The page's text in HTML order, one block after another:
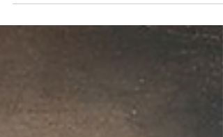
Június 3-án, a BTK Történettudományi
Intézetben tart előadást Kovács Janka
és pszichiátriai tudástranszfer . Schwartzer